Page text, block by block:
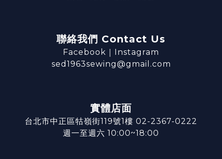
聯絡我們 Contact Us
Facebook ｜ Instagram
sed1963sewing@gmail.com
實體店面
台北市中正區牯嶺街119號1樓 02-2367-0222
週一至週六 10:00~18:00